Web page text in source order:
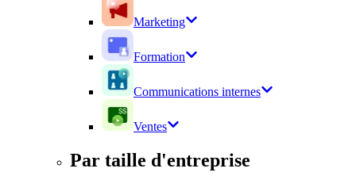
Marketing
Formation
Communications internes
Ventes
Par taille d'entreprise